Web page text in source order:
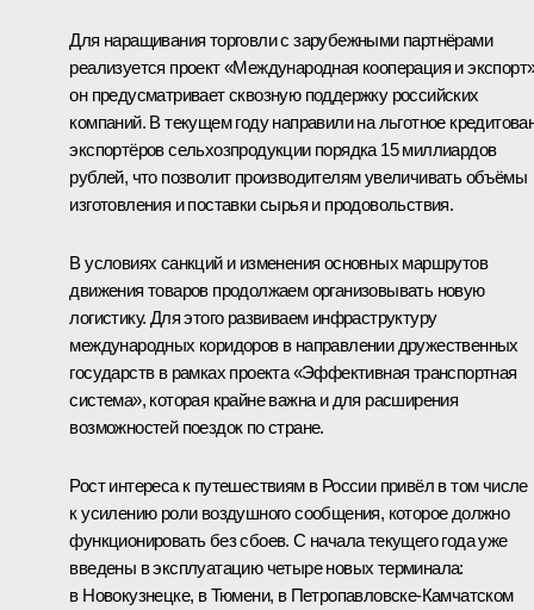
Для наращивания торговли с зарубежными партнёрами
реализуется проект «Международная кооперация и
он предусматривает сквозную поддержку российских
компаний. В текущем году направили на льготное
экспортёров сельхозпродукции порядка 15 миллиардов
рублей, что позволит производителям увеличивать объёмы
изготовления и поставки сырья и продовольствия.
В условиях санкций и изменения основных маршрутов
движения товаров продолжаем организовывать новую
логистику. Для этого развиваем инфраструктуру
международных коридоров в направлении дружественных
государств в рамках проекта «Эффективная транспортная
система», которая крайне важна и для расширения
возможностей поездок по стране.
Рост интереса к путешествиям в России привёл в том числе
к усилению роли воздушного сообщения, которое должно
функционировать без сбоев. С начала текущего года уже
введены в эксплуатацию четыре новых терминала:
в Новокузнецке, в Тюмени, в Петропавловске-Камчатском